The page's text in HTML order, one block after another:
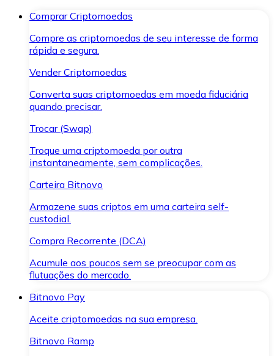
Comprar Criptomoedas
Compre as criptomoedas de seu interesse de forma
rápida e segura.
Vender Criptomoedas
Converta suas criptomoedas em moeda fiduciária
quando precisar.
Trocar (Swap)
Troque uma criptomoeda por outra
instantaneamente, sem complicações.
Carteira Bitnovo
Armazene suas criptos em uma carteira self-
custodial.
Compra Recorrente (DCA)
Acumule aos poucos sem se preocupar com as
flutuações do mercado.
Bitnovo Pay
Aceite criptomoedas na sua empresa.
Bitnovo Ramp